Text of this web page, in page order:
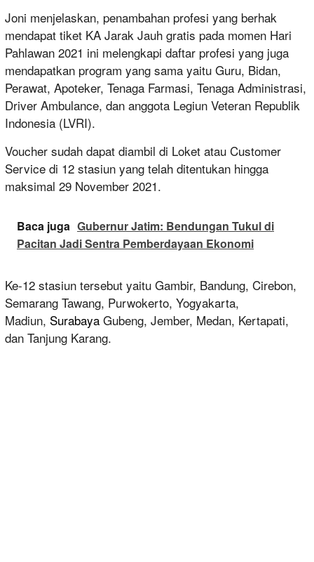
Joni menjelaskan, penambahan profesi yang berhak
mendapat tiket KA Jarak Jauh gratis pada momen Hari
Pahlawan 2021 ini melengkapi daftar profesi yang juga
mendapatkan program yang sama yaitu Guru, Bidan,
Perawat, Apoteker, Tenaga Farmasi, Tenaga Administrasi,
Driver Ambulance, dan anggota Legiun Veteran Republik
Indonesia (LVRI).
Voucher sudah dapat diambil di Loket atau Customer
Service di 12 stasiun yang telah ditentukan hingga
maksimal 29 November 2021.
Baca juga Gubernur Jatim: Bendungan Tukul di
Pacitan Jadi Sentra Pemberdayaan Ekonomi
Ke-12 stasiun tersebut yaitu Gambir, Bandung, Cirebon,
Semarang Tawang, Purwokerto, Yogyakarta,
Madiun, Surabaya Gubeng, Jember, Medan, Kertapati,
dan Tanjung Karang.